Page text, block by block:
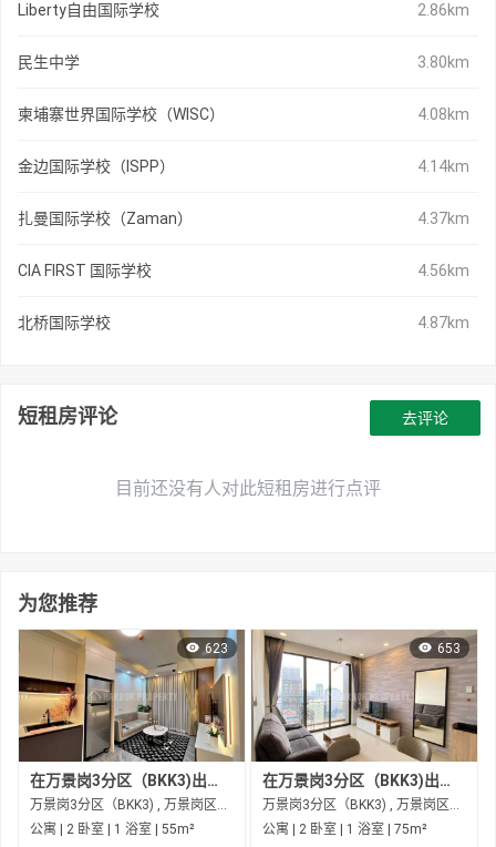
Liberty自由国际学校 2.86km
民生中学 3.80km
柬埔寨世界国际学校（WISC） 4.08km
金边国际学校（ISPP） 4.14km
扎曼国际学校（Zaman） 4.37km
CIA FIRST 国际学校 4.56km
北桥国际学校 4.87km
短租房评论
目前还没有人对此短租房进行点评
去评论
为您推荐
623
在万景岗3分区（BKK3)出租的公寓
万景岗3分区（BKK3) , 万景岗区（BKK) , 金边市
公寓 | 2 卧室 | 1 浴室 | 55m²
653
在万景岗3分区（BKK3)出租的公寓
万景岗3分区（BKK3) , 万景岗区（BKK) , 金边市
公寓 | 2 卧室 | 1 浴室 | 75m²